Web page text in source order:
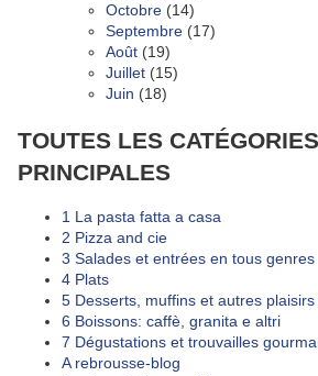
Octobre (14)
Septembre (17)
Août (19)
Juillet (15)
Juin (18)
TOUTES LES CATÉGORIES
PRINCIPALES
1 La pasta fatta a casa
2 Pizza and cie
3 Salades et entrées en tous genres
4 Plats
5 Desserts, muffins et autres
6 Boissons: caffè, granita e altri
7 Dégustations et trouvailles
A rebrousse-blog